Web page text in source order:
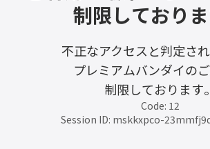
制限しておりま
不正なアクセスと判定され
プレミアムバンダイの
制限しております。
Code: 12
Session ID: mskkxpco-